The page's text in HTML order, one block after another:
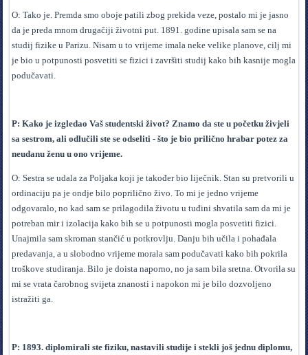
O: Tako je. Premda smo oboje patili zbog prekida veze, postalo mi je jasno
da je preda mnom drugačiji životni put. 1891. godine upisala sam se na
studij fizike u Parizu. Nisam u to vrijeme imala neke velike planove, cilj mi
je bio u potpunosti posvetiti se fizici i završiti studij kako bih kasnije mogla
podučavati.
P: Kako je izgledao Vaš studentski život? Znamo da ste u početku živjeli
sa sestrom, ali odlučili ste se odseliti - što je bio prilično hrabar potez za
neudanu ženu u ono vrijeme.
O: Sestra se udala za Poljaka koji je također bio liječnik. Stan su pretvorili u
ordinaciju pa je ondje bilo poprilično živo. To mi je jedno vrijeme
odgovaralo, no kad sam se prilagodila životu u tuđini shvatila sam da mi je
potreban mir i izolacija kako bih se u potpunosti mogla posvetiti fizici.
Unajmila sam skroman stančić u potkrovlju. Danju bih učila i pohađala
predavanja, a u slobodno vrijeme morala sam podučavati kako bih pokrila
troškove studiranja. Bilo je doista naporno, no ja sam bila sretna. Otvorila su
mi se vrata čarobnog svijeta znanosti i napokon mi je bilo dozvoljeno
istražiti ga.
P: 1893. diplomirali ste fiziku, nastavili studije i stekli još jednu diplomu,